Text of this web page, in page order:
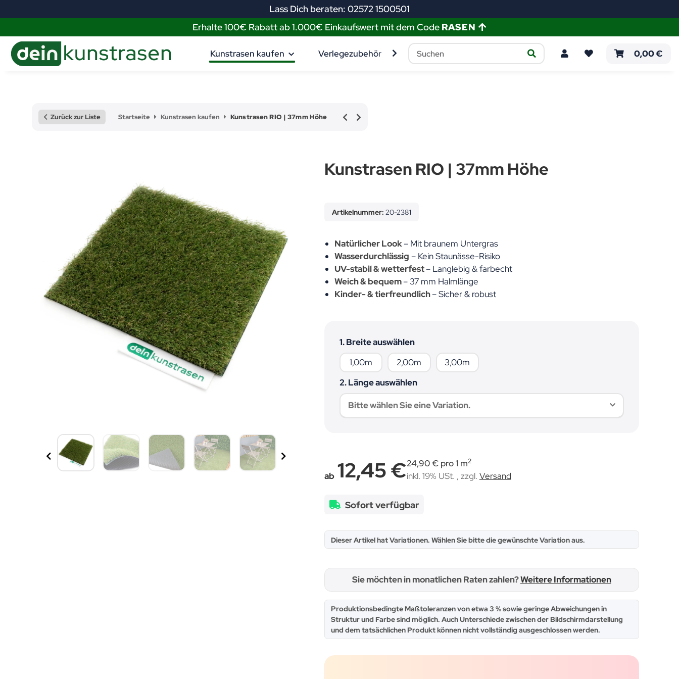
Lass Dich beraten: 02572 1500501
Erhalte 100€ Rabatt ab 1.000€ Einkaufswert mit dem Code RASEN
0,00 €
Kunstrasen kaufen Verlegezubehör Muster bestellen Verlegeanleitungen
Zurück zur Liste Startseite Kunstrasen kaufen Kunstrasen RIO | 37mm Höhe
Kunstrasen RIO | 37mm Höhe
Artikelnummer: 20-2381
Natürlicher Look– Mit braunem Untergras
Wasserdurchlässig – Kein Staunässe-Risiko
UV-stabil & wetterfest– Langlebig & farbecht
Weich & bequem– 37 mm Halmlänge
Kinder- & tierfreundlich– Sicher & robust
1. Breite auswählen
1,00m1,00m 2,00m 2,00m3,00m
2. Länge auswählen
Bitte wählen Sie eine Variation.
ab 12,45 €24,90 € pro 1 m2
inkl. 19% USt. , zzgl. Versand
Sofort verfügbar
x
Dieser Artikel hat Variationen. Wählen Sie bitte die gewünschte Variation aus.
Sie möchten in monatlichen Raten zahlen?Weitere Informationen
x
Produktionsbedingte Maßtoleranzen von etwa 3 % sowie geringe Abweichungen in
Struktur und Farbe sind möglich. Auch Unterschiede zwischen der Bildschirmdarstellung
und dem tatsächlichen Produkt können nicht vollständig ausgeschlossen werden.